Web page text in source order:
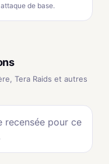
de base.
Tera Raids et autres
pour ce